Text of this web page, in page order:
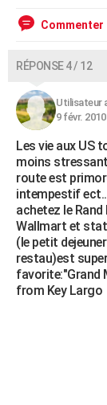
Commenter
RÉPONSE 4 / 12
Utilisateur
9 févr. 2010
Les vie aux US
moins
route est
intempestif
achetez le
Wallmart et
(le petit
restau)est
favorite:"Grand
from Key Largo